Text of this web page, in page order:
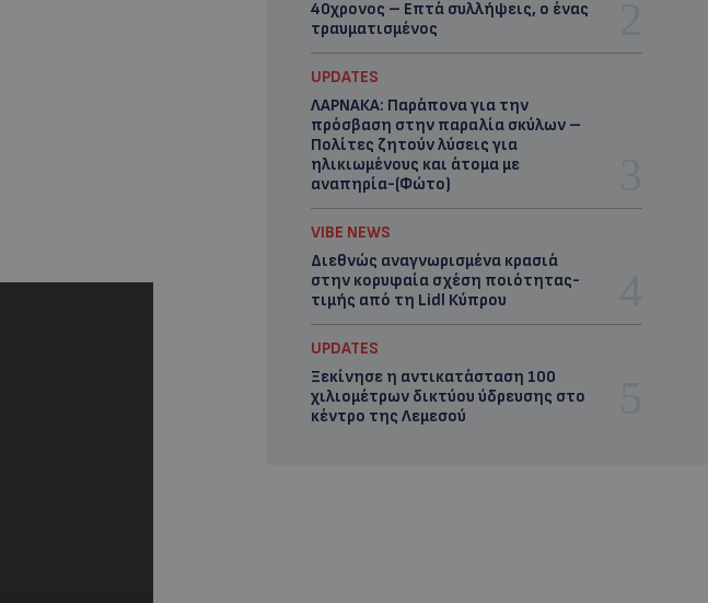
40χρονος – Επτά συλλήψεις, ο ένας
τραυματισμένος
UPDATES
ΛΑΡΝΑΚΑ: Παράπονα για την
πρόσβαση στην παραλία σκύλων –
Πολίτες ζητούν λύσεις για
ηλικιωμένους και άτομα με
αναπηρία-(Φώτο)
VIBE NEWS
Διεθνώς αναγνωρισμένα κρασιά
στην κορυφαία σχέση ποιότητας-
τιμής από τη Lidl Κύπρου
UPDATES
Ξεκίνησε η αντικατάσταση 100
χιλιομέτρων δικτύου ύδρευσης στο
κέντρο της Λεμεσού